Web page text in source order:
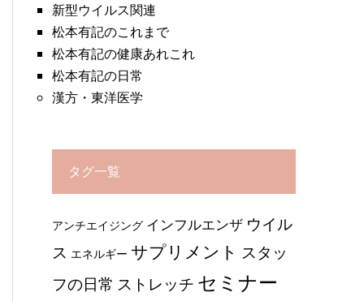
新型ウイルス関連
松本有記のこれまで
松本有記の健康あれこれ
松本有記の日常
漢方・東洋医学
タグ一覧
アンチエイジング インフルエンザ ウイル
ス エネルギー サプリメント スタッ
フの日常 ストレッチ セミナー